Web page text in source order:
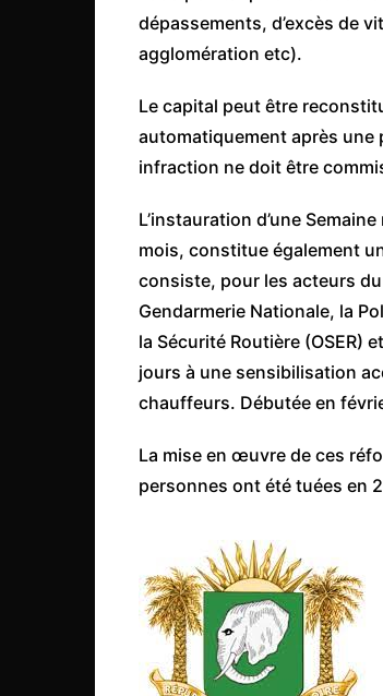
dépassements, d’excès de
agglomération etc).
Le capital peut être
automatiquement après une
infraction ne doit être
L’instauration d’une
mois, constitue également
consiste, pour les acteurs
Gendarmerie Nationale, la
la Sécurité Routière (OSER)
jours à une sensibilisation
chauffeurs. Débutée en
La mise en œuvre de ces
personnes ont été tuées en